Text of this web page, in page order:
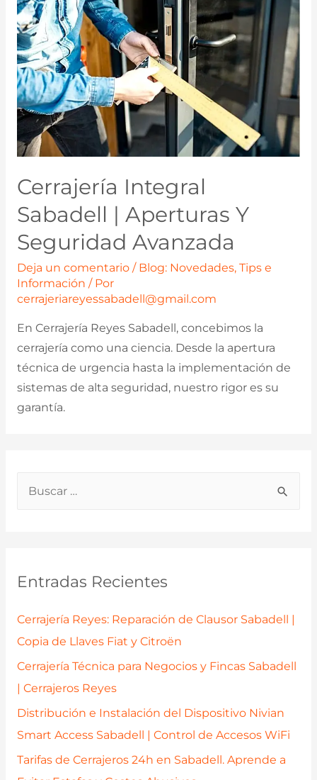
p
o
:
Entradas Recientes
Cerrajería Reyes: Reparación de Clausor Sabadell |
Copia de Llaves Fiat y Citroën
Cerrajería Técnica para Negocios y Fincas Sabadell
| Cerrajeros Reyes
Distribución e Instalación del Dispositivo Nivian
Smart Access Sabadell | Control de Accesos WiFi
Tarifas de Cerrajeros 24h en Sabadell. Aprende a
Cerrajería Integral
Sabadell | Aperturas Y
Seguridad Avanzada
Deja un comentario / Blog: Novedades, Tips e
Información / Por
cerrajeriareyessabadell@gmail.com
En Cerrajería Reyes Sabadell, concebimos la
cerrajería como una ciencia. Desde la apertura
técnica de urgencia hasta la implementación de
sistemas de alta seguridad, nuestro rigor es su
garantía.